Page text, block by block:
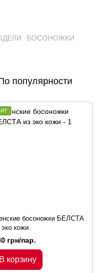
БОСОНОЖКИ
популярности
босоножки БЕЛСТА
эко кожи
грн/пар.
В корзину